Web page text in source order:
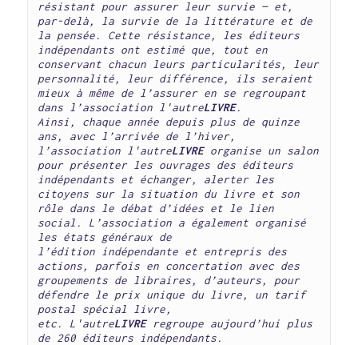
résistant pour assurer leur survie — et,
par-delà, la survie de la littérature et de
la pensée. Cette résistance, les éditeurs
indépendants ont estimé que, tout en
conservant chacun leurs particularités, leur
personnalité, leur différence, ils seraient
mieux à même de l’assurer en se regroupant
dans l’association l'autreLIVRE.
Ainsi, chaque année depuis plus de quinze
ans, avec l’arrivée de l’hiver,
l’association l'autreLIVRE organise un salon
pour présenter les ouvrages des éditeurs
indépendants et échanger, alerter les
citoyens sur la situation du livre et son
rôle dans le débat d’idées et le lien
social. L’association a également organisé
les états généraux de
l’édition indépendante et entrepris des
actions, parfois en concertation avec des
groupements de libraires, d’auteurs, pour
défendre le prix unique du livre, un tarif
postal spécial livre,
etc. L'autreLIVRE regroupe aujourd’hui plus
de 260 éditeurs indépendants.